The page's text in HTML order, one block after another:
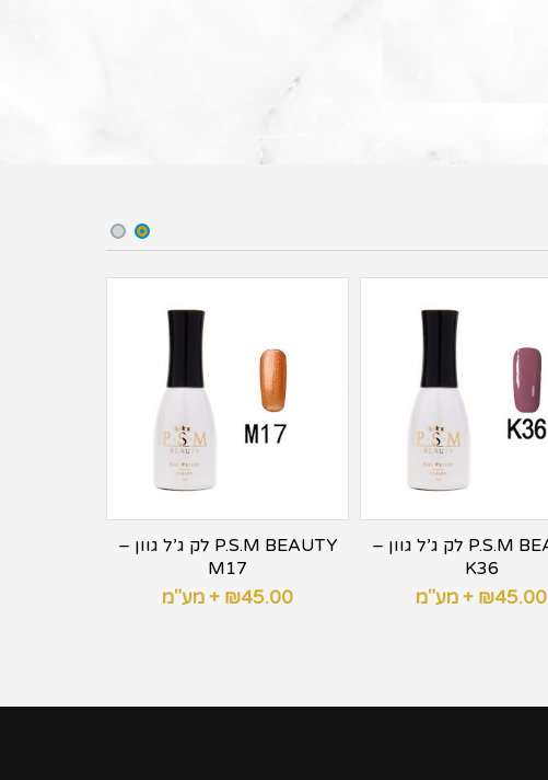
P.S.M BEAUTY לק ג’ל גוון –
K36
₪45.00 + מע"מ
P.S.M BEAUTY לק ג’ל גוון –
M17
₪45.00 + מע"מ